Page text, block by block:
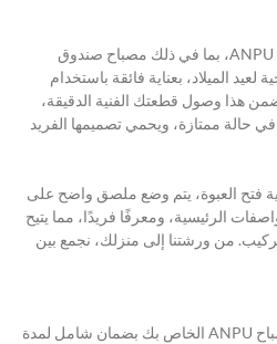
يتم تغليف كل مصباح منحوت من ANPU، بما في ذلك مصباح صندوق
لعيد الميلاد، بعناية فائقة باستخدام
هذا وصول قطعتك الفنية الدقيقة،
في حالة ممتازة، ويحمي تصميمها الفريد
فتح العبوة، يتم وضع ملصق واضح على
الرئيسية، ومعرفًا فريدًا، مما يتيح
من ورشتنا إلى منزلك، نجمع بين
١. راحة بال تدوم طويلاً: يتميز مصباح ANPU الخاص بك بضمان شامل لمدة